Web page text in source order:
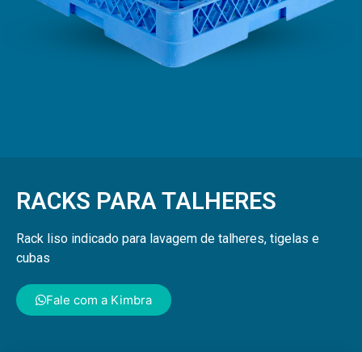
RACKS PARA TALHERES
Rack liso indicado para lavagem de talheres, tigelas e
cubas
Fale com a Kimbra